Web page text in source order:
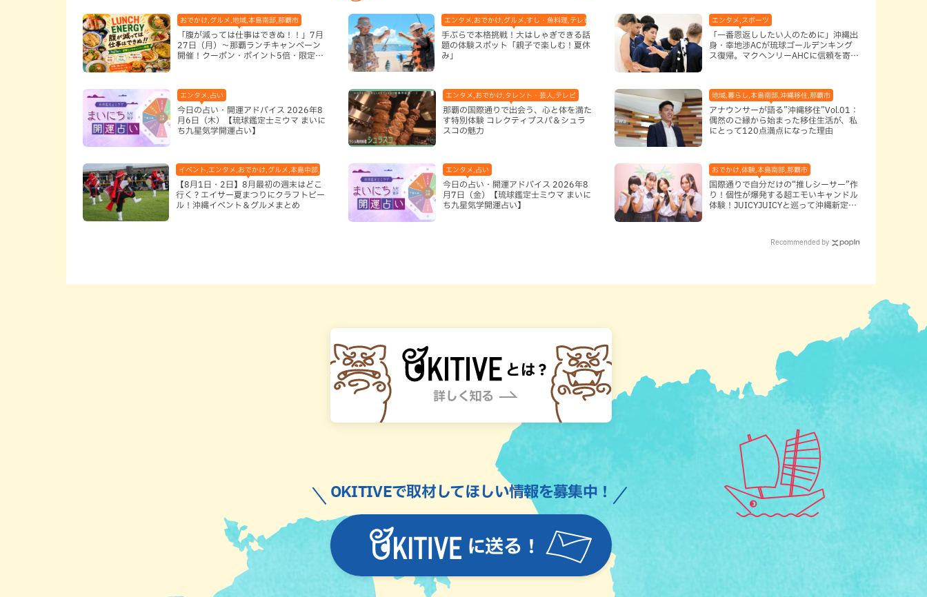
おでかけ,グルメ,地域,本島南部,那覇市
「腹が減っては仕事はできぬ！！」7月
27日（月）〜那覇ランチキャンペーン
開催！クーポン・ポイント5倍・限定グ
エンタメ,おでかけ,グルメ,すし・魚料理,テレビ,体験,北谷町,地域,子ども,本島中部,本島南部,沖縄そば,沖縄の海,那覇市
手ぶらで本格挑戦！大はしゃぎできる話
題の体験スポット「親子で楽しむ！夏休
み」
エンタメ,スポーツ
「一番恩返ししたい人のために」沖縄出
身・幸地渉ACが琉球ゴールデンキング
ス復帰。マクヘンリーAHCに信頼を寄せ
エンタメ,占い
今日の占い・開運アドバイス 2026年8
月6日（木）【琉球鑑定士ミウマ まいに
ち九星気学開運占い】
エンタメ,おでかけ,タレント・芸人,テレビ
那覇の国際通りで出会う、心と体を満た
す特別体験 コレクティブスパ＆シュラ
スコの魅力
地域,暮らし,本島南部,沖縄移住,那覇市
アナウンサーが語る”沖縄移住”Vol.01：
偶然のご縁から始まった移住生活が、私
にとって120点満点になった理由
イベント,エンタメ,おでかけ,グルメ,本島中部,本島北部,本島南部
【8月1日・2日】8月最初の週末はどこ
行く？エイサー夏まつりにクラフトビー
ル！沖縄イベント＆グルメまとめ
エンタメ,占い
今日の占い・開運アドバイス 2026年8
月7日（金）【琉球鑑定士ミウマ まいに
ち九星気学開運占い】
おでかけ,体験,本島南部,那覇市
国際通りで自分だけの“推しシーサー”作
り！個性が爆発する超エモいキャンドル
体験！JUICYJUICYと巡って沖縄新定番
Recommended by
に送る！
OKITIVEで取材してほしい情報を募集中！